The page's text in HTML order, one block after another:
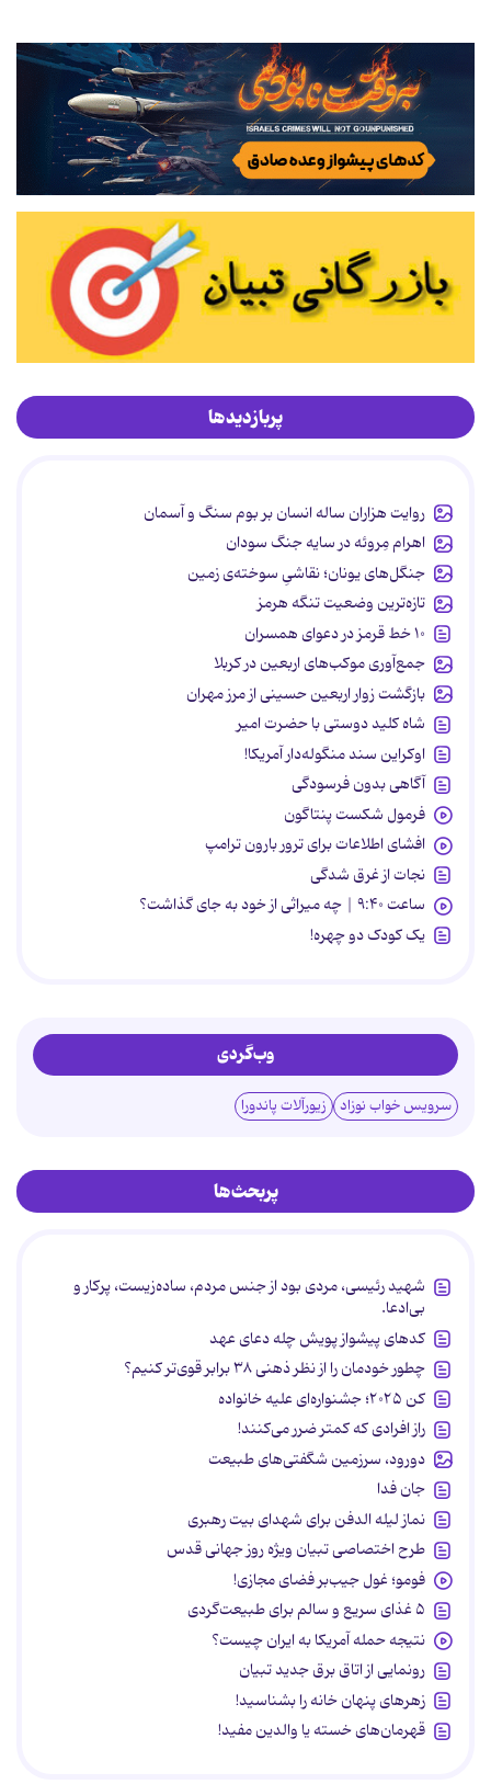
پربازدیدها
روایت هزاران ساله انسان بر بوم سنگ و آسمان
اهرام مِروئه در سایه جنگ سودان
جنگل‌های یونان؛ نقاشیِ سوخته‌ی زمین
تازه‌ترین وضعیت تنگه هرمز
۱۰ خط قرمز در دعوای همسران
جمع‌آوری موکب‌های اربعین در کربلا
بازگشت زوار اربعین حسینی از مرز مهران
شاه کلید دوستی با حضرت امیر
اوکراین سند منگوله‌دار آمریکا!
آگاهی بدون فرسودگی
فرمول شکست پنتاگون
افشای اطلاعات برای ترور بارون ترامپ
نجات از غرق شدگی
ساعت ۹:۴۰ | چه میراثی از خود به جای گذاشت؟
یک کودک دو چهره!
وب‌گردی
سرویس خواب نوزاد زیورآلات پاندورا
پربحث‌ها
شهید رئیسی، مردی بود از جنس مردم، ساده‌زیست، پرکار و
بی‌ادعا.
کدهای پیشواز پویش چله دعای عهد
چطور خودمان را از نظر ذهنی ۳۸ برابر قوی‌تر کنیم؟
کن ۲۰۲۵؛ جشنواره‌ای علیه خانواده
راز افرادی که کمتر ضرر می‌کنند!
دورود، سرزمین شگفتی‌های طبیعت
جان فدا
نماز لیله الدفن برای شهدای بیت رهبری
طرح اختصاصی تبیان ویژه روز جهانی قدس
فومو؛ غول جیب‌بر فضای مجازی!
۵ غذای سریع و سالم برای طبیعت‌گردی
نتیجه حمله آمریکا به ایران چیست؟
رونمایی از اتاق برق جدید تبیان
زهرهای پنهان خانه را بشناسید!
قهرمان‌های خسته یا والدین مفید!